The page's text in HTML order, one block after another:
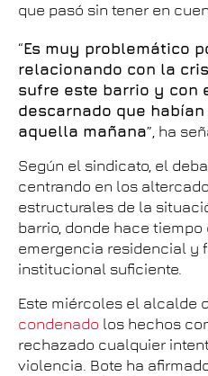
que pasó sin tener en
“Es muy problemático
relacionando con la
sufre este barrio y con
descarnado que
aquella mañana”, ha
Según el sindicato, el
centrando en los
estructurales de la
barrio, donde hace
emergencia residencial y
institucional suficiente.
Este miércoles el alcalde
condenado los hechos
rechazado cualquier
violencia. Bote ha